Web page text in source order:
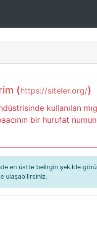
(https://siteler.org/)
kullanılan
bir hurufat
en üstte belirgin şekilde
ulaşabilirsiniz.